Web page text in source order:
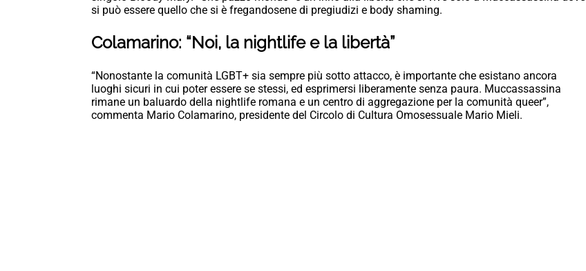
si può essere quello che si è fregandosene di pregiudizi e body shaming.
Colamarino: “Noi, la nightlife e la libertà”
“Nonostante la comunità LGBT+ sia sempre più sotto attacco, è importante che esistano ancora
luoghi sicuri in cui poter essere se stessi, ed esprimersi liberamente senza paura. Muccassassina
rimane un baluardo della nightlife romana e un centro di aggregazione per la comunità queer”,
commenta Mario Colamarino, presidente del Circolo di Cultura Omosessuale Mario Mieli.